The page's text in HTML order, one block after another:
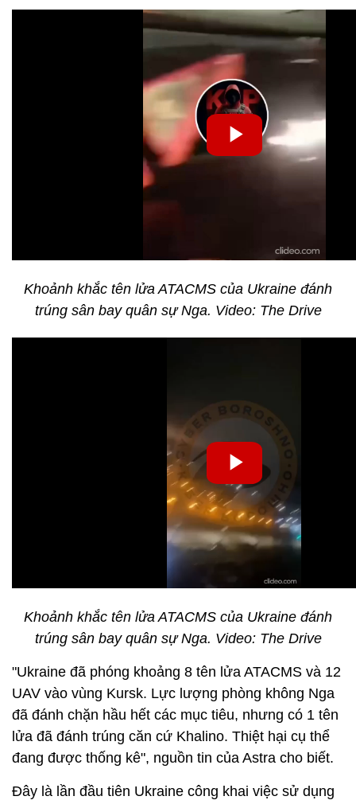
Khoảnh khắc tên lửa ATACMS của Ukraine đánh
trúng sân bay quân sự Nga. Video: The Drive
Khoảnh khắc tên lửa ATACMS của Ukraine đánh
trúng sân bay quân sự Nga. Video: The Drive
"Ukraine đã phóng khoảng 8 tên lửa ATACMS và 12
UAV vào vùng Kursk. Lực lượng phòng không Nga
đã đánh chặn hầu hết các mục tiêu, nhưng có 1 tên
lửa đã đánh trúng căn cứ Khalino. Thiệt hại cụ thể
đang được thống kê", nguồn tin của Astra cho biết.
Đây là lần đầu tiên Ukraine công khai việc sử dụng